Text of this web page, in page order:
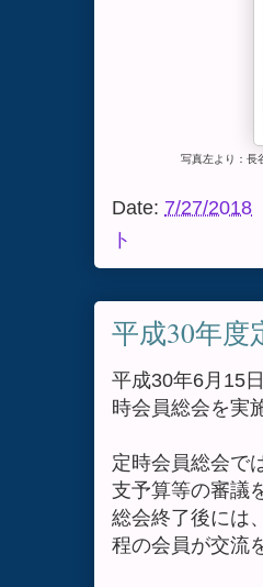
写真左より：長
Date: 7/27/2018
ト
平成30年度
平成30年6月15
時会員総会を実
定時会員総会で
支予算等の審議
総会終了後には
程の会員が交流